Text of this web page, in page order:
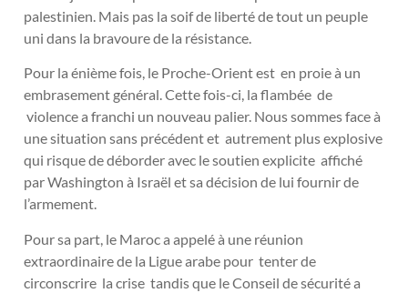
palestinien. Mais pas la soif de liberté de tout un peuple
uni dans la bravoure de la résistance.
Pour la énième fois, le Proche-Orient est en proie à un
embrasement général. Cette fois-ci, la flambée de
violence a franchi un nouveau palier. Nous sommes face à
une situation sans précédent et autrement plus explosive
qui risque de déborder avec le soutien explicite affiché
par Washington à Israël et sa décision de lui fournir de
l’armement.
Pour sa part, le Maroc a appelé à une réunion
extraordinaire de la Ligue arabe pour tenter de
circonscrire la crise tandis que le Conseil de sécurité a